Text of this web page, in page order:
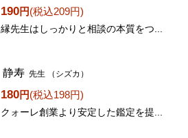
190円(税込209円)
縁先生はしっかりと相談の本質をつ...
静寿 先生 （シズカ）
180円(税込198円)
クォーレ創業より安定した鑑定を提...